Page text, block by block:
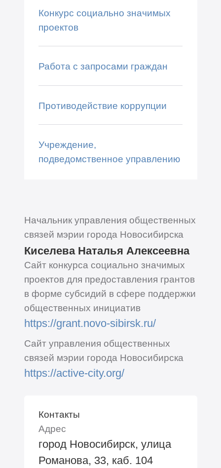
Конкурс социально значимых
проектов
Работа с запросами граждан
Противодействие коррупции
Учреждение,
подведомственное управлению
Начальник управления общественных
связей мэрии города Новосибирска
Киселева Наталья Алексеевна
Сайт конкурса социально значимых
проектов для предоставления грантов
в форме субсидий в сфере поддержки
общественных инициатив
https://grant.novo-sibirsk.ru/
Сайт управления общественных
связей мэрии города Новосибирска
https://active-city.org/
Контакты
Адрес
город Новосибирск, улица
Романова, 33, каб. 104